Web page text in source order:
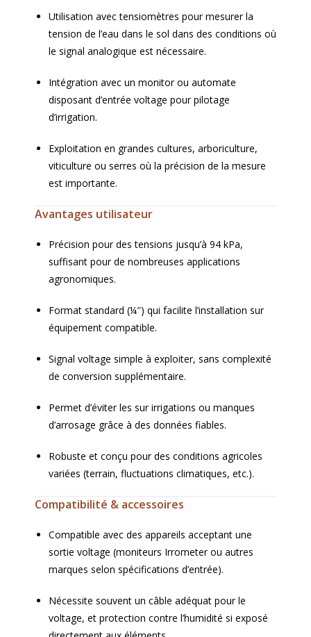
Utilisation avec tensiomètres pour mesurer la
tension de l’eau dans le sol dans des conditions où
le signal analogique est nécessaire.
Intégration avec un monitor ou automate
disposant d’entrée voltage pour pilotage
d’irrigation.
Exploitation en grandes cultures, arboriculture,
viticulture ou serres où la précision de la mesure
est importante.
Avantages utilisateur
Précision pour des tensions jusqu’à 94 kPa,
suffisant pour de nombreuses applications
agronomiques.
Format standard (¼″) qui facilite l’installation sur
équipement compatible.
Signal voltage simple à exploiter, sans complexité
de conversion supplémentaire.
Permet d’éviter les sur irrigations ou manques
d’arrosage grâce à des données fiables.
Robuste et conçu pour des conditions agricoles
variées (terrain, fluctuations climatiques, etc.).
Compatibilité & accessoires
Compatible avec des appareils acceptant une
sortie voltage (moniteurs Irrometer ou autres
marques selon spécifications d’entrée).
Nécessite souvent un câble adéquat pour le
voltage, et protection contre l’humidité si exposé